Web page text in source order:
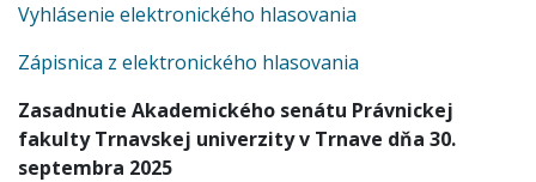
Vyhlásenie elektronického hlasovania
Zápisnica z elektronického hlasovania
Zasadnutie Akademického senátu Právnickej
fakulty Trnavskej univerzity v Trnave dňa 30.
septembra 2025